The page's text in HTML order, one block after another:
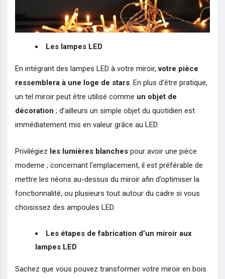
Les lampes LED
En intégrant des lampes LED à votre miroir,votre pièce
ressemblera à une loge de stars. En plus d’être pratique,
un tel miroir peut être utilisé comme un objet de
décoration ; d’ailleurs un simple objet du quotidien est
immédiatement mis en valeur grâce au LED.
Privilégiez les lumières blanches pour avoir une pièce
moderne ; concernant l’emplacement, il est préférable de
mettre les néons au-dessus du miroir afin d’optimiser la
fonctionnalité, ou plusieurs tout autour du cadre si vous
choisissez des ampoules LED.
Les étapes de fabrication d’un miroir aux
lampes LED
Sachez que vous pouvez transformer votre miroir en bois